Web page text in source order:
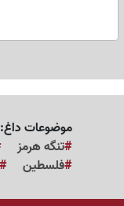
موضوعات داغ:
تنگه هرمز
فلسطین